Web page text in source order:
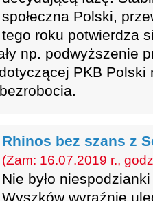
społeczna Polski,
tego roku potwierdza
np. podwyższenie
PKB
Rhinos bez szans z
(Zam: 16.07.2019 r.,
Nie było
Wyszków wyraźnie